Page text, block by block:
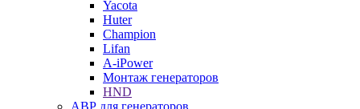
Yacota
Huter
Champion
Lifan
A-iPower
Монтаж генераторов
HND
АВР для генераторов